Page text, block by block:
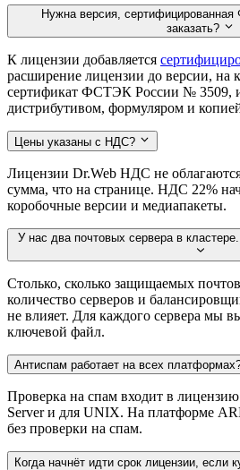
Нужна версия,
заказать?
К лицензии добавляется
расширение лицензии до версии, на
сертификат ФСТЭК России № 3509,
дистрибутивом, формуляром и
Цены указаны с НДС?
Лицензии Dr.Web НДС не
сумма, что на странице. НДС 22%
коробочные версии и медиапакеты.
У нас два почтовых сервера в
Столько, сколько защищаемых
количество серверов и
не влияет. Для каждого сервера мы
ключевой файл.
Антиспам работает на всех
Проверка на спам входит в
Server и для UNIX. На платформе
без проверки на спам.
Когда начнёт идти срок лицензии, если